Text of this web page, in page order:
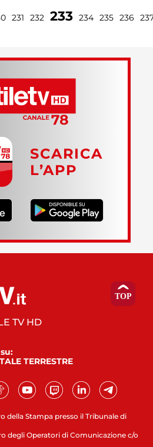
231 232 233 234 235 236
SCARICA
L’APP
della Stampa presso il Tribunale di
degli Operatori di Comunicazione c/o
TV HD
TERRESTRE